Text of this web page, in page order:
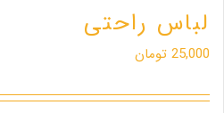
لباس راحتی
25,000 تومان